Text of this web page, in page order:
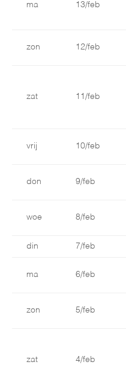
ma 13/feb
zon 12/feb
zat 11/feb
vrij 10/feb
don 9/feb
woe 8/feb
din 7/feb
ma 6/feb
zon 5/feb
zat 4/feb